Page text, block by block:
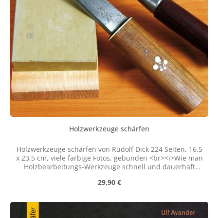
Holzwerkzeuge schärfen
Holzwerkzeuge schärfen von Rudolf Dick 224 Seiten, 16,5
x 23,5 cm, viele farbige Fotos, gebunden <br><i>Wie man
Holzbearbeitungs-Werkzeuge schnell und dauerhaft
Buch. Hier lernen Sie in detaillierten Anleitungen, wie
Äxte und Beile, Drechsel-eisen, Bohrer und Sägen vom
stumpfen in den scharfen Zustand versetzt. Die
Regulärer Preis:
29,90 €